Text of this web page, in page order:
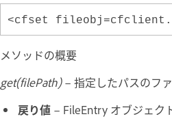
<cfset
メソッドの概要
get(filePath)– 指定したパスのファ
戻り値 – FileEntry オブジェク